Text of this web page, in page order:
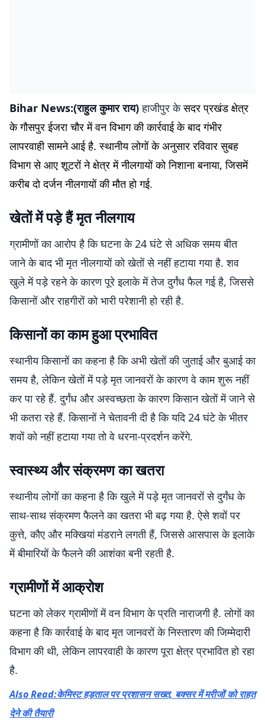
Bihar News:(राहुल कुमार राय)हाजीपुर केसदर प्रखंड क्षेत्र
के गौसपुर ईजरा चौर में वन विभाग की कार्रवाई के बाद गंभीर
लापरवाही सामने आई है. स्थानीय लोगों के अनुसार रविवार सुबह
विभाग से आए शूटरों ने क्षेत्र में नीलगायों को निशाना बनाया, जिसमें
करीब दो दर्जन नीलगायों की मौत हो गई.
खेतों में पड़े हैं मृत नीलगाय
ग्रामीणों का आरोप है कि घटना के 24 घंटे से अधिक समय बीत
जाने के बाद भी मृत नीलगायों को खेतों से नहीं हटाया गया है. शव
खुले में पड़े रहने के कारण पूरे इलाके में तेज दुर्गंध फैल गई है, जिससे
किसानों और राहगीरों को भारी परेशानी हो रही है.
किसानों का काम हुआ प्रभावित
स्थानीय किसानों का कहना है कि अभी खेतों की जुताई और बुआई का
समय है, लेकिन खेतों में पड़े मृत जानवरों के कारण वे काम शुरू नहीं
कर पा रहे हैं. दुर्गंध और अस्वच्छता के कारण किसान खेतों में जाने से
भी कतरा रहे हैं. किसानों ने चेतावनी दी है कि यदि 24 घंटे के भीतर
शवों को नहीं हटाया गया तो वे धरना-प्रदर्शन करेंगे.
स्वास्थ्य और संक्रमण का खतरा
स्थानीय लोगों का कहना है कि खुले में पड़े मृत जानवरों से दुर्गंध के
साथ-साथ संक्रमण फैलने का खतरा भी बढ़ गया है. ऐसे शवों पर
कुत्ते, कौए और मक्खियां मंडराने लगती हैं, जिससे आसपास के इलाके
में बीमारियों के फैलने की आशंका बनी रहती है.
ग्रामीणों में आक्रोश
घटना को लेकर ग्रामीणों में वन विभाग के प्रति नाराजगी है. लोगों का
कहना है कि कार्रवाई के बाद मृत जानवरों के निस्तारण की जिम्मेदारी
विभाग की थी, लेकिन लापरवाही के कारण पूरा क्षेत्र प्रभावित हो रहा
है.
Also Read:केमिस्ट हड़ताल पर प्रशासन सख्त, बक्सर में मरीजों को राहत
देने की तैयारी